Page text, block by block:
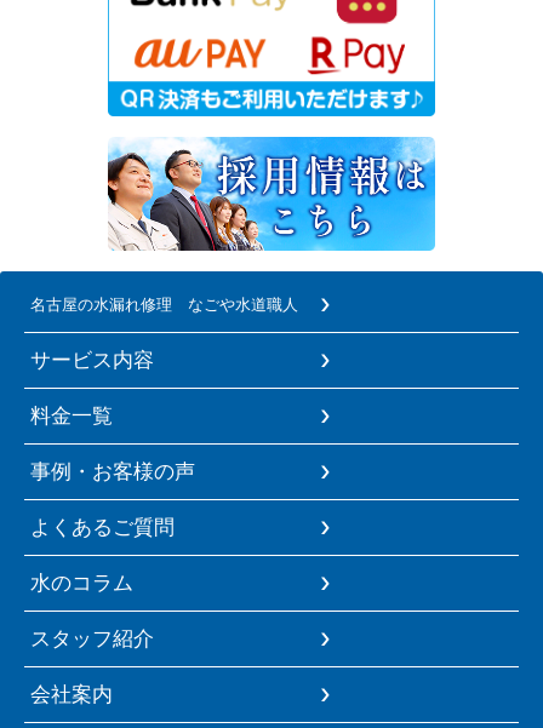
名古屋の水漏れ修理 なごや水道職人
サービス内容
料金一覧
事例・お客様の声
よくあるご質問
水のコラム
スタッフ紹介
会社案内